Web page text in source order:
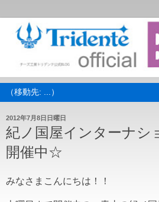
2012年7月8日日曜日
紀ノ国屋インターナシ
開催中☆
みなさまこんにちは！！